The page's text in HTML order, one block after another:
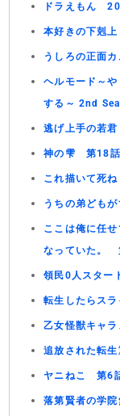
ドラえもん
本好きの下剋
うしろの正面
ヘルモード～
する～ 2nd
逃げ上手の若
神の雫 第18話
これ描いて死
うちの弟ども
ここは俺に任
なっていた。
領民0人スタ
転生したらス
乙女怪獣キャ
追放された転
ヤニねこ 第6
落第賢者の学